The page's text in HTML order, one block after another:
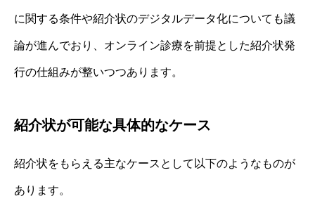
に関する条件や紹介状のデジタルデータ化についても議
論が進んでおり、オンライン診療を前提とした紹介状発
行の仕組みが整いつつあります。
紹介状が可能な具体的なケース
紹介状をもらえる主なケースとして以下のようなものが
あります。